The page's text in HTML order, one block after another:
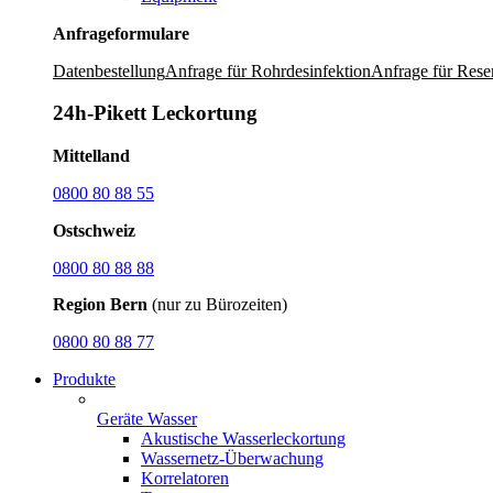
Anfrageformulare
DatenbestellungAnfrage für RohrdesinfektionAnfrage für
24h-Pikett Leckortung
Mittelland
0800 80 88 55
Ostschweiz
0800 80 88 88
Region Bern (nur zu Bürozeiten)
0800 80 88 77
Produkte
Geräte Wasser
Akustische Wasserleckortung
Wassernetz-Überwachung
Korrelatoren